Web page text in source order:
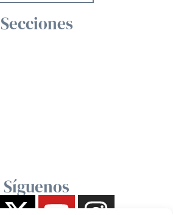
Secciones
Síguenos